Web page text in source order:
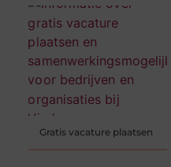
Gratis vacature plaatsen